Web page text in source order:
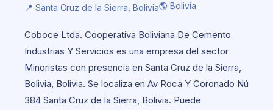
📍 Santa Cruz de la Sierra, Bolivia🌎 Bolivia
Coboce Ltda. Cooperativa Boliviana De Cemento
Industrias Y Servicios es una empresa del sector
Minoristas con presencia en Santa Cruz de la Sierra,
Bolivia, Bolivia. Se localiza en Av Roca Y Coronado Nú
384 Santa Cruz de la Sierra, Bolivia. Puede